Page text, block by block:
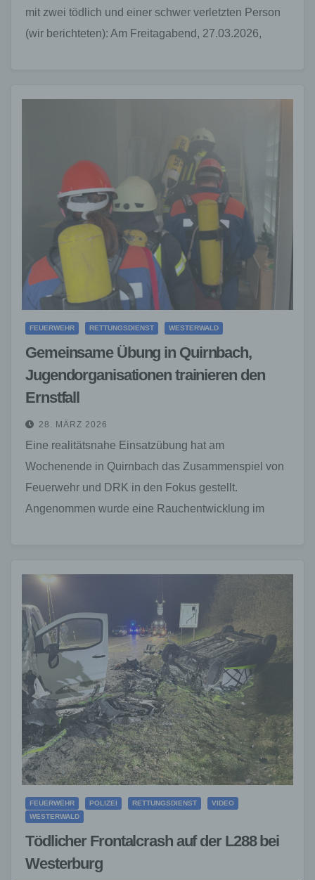
mit zwei tödlich und einer schwer verletzten Person
(wir berichteten): Am Freitagabend, 27.03.2026,
FEUERWEHR RETTUNGSDIENST WESTERWALD
Gemeinsame Übung in Quirnbach,
Jugendorganisationen trainieren den
Ernstfall
28. MÄRZ 2026
Eine realitätsnahe Einsatzübung hat am
Wochenende in Quirnbach das Zusammenspiel von
Feuerwehr und DRK in den Fokus gestellt.
Angenommen wurde eine Rauchentwicklung im
FEUERWEHR POLIZEI RETTUNGSDIENST
VIDEO
WESTERWALD
Tödlicher Frontalcrash auf der L288 bei
Westerburg